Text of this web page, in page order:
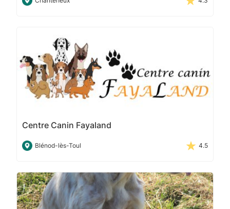
Centre Canin Fayaland
Blénod-lès-Toul 4.5